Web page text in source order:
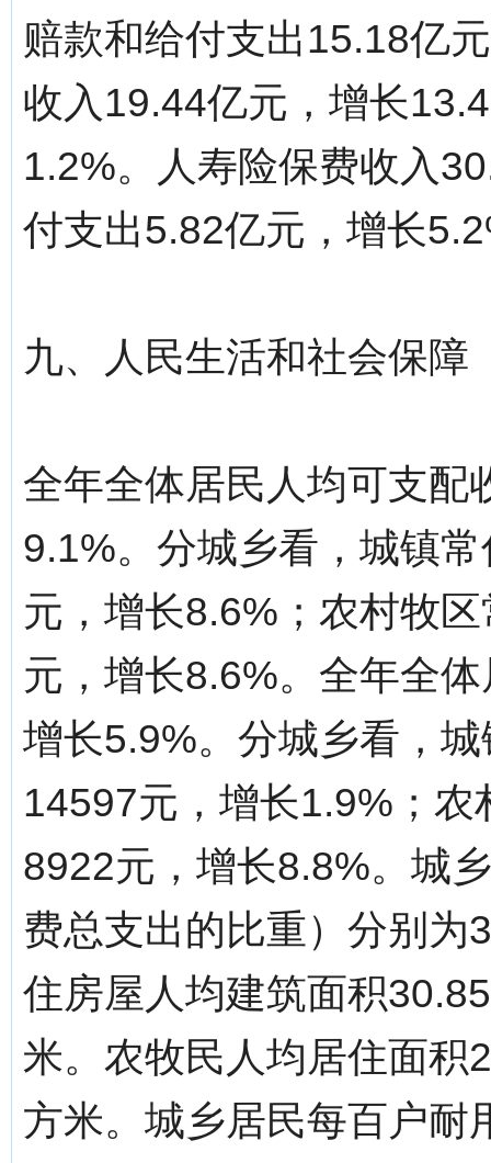
赔款和给付支出15.18亿
收入19.44亿元，增长
1.2%。人寿险保费收入
付支出5.82亿元，增长
九、人民生活和社会保障
全年全体居民人均可支配
9.1%。分城乡看，城镇
元，增长8.6%；农村牧
元，增长8.6%。全年全
增长5.9%。分城乡看，
14597元，增长1.9%；
8922元，增长8.8%。城
费总支出的比重）分别为
住房屋人均建筑面积
米。农牧民人均居住面积
方米。城乡居民每百户耐